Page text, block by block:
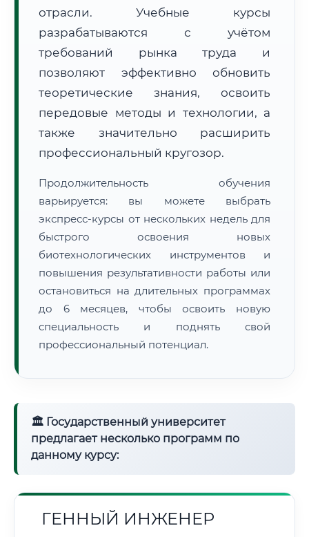
Расчет логистики оригиналов:
• Маршрут транзита:~2 870 км
• Экспресс-доставка СДЭК / Почтой: 4–6 рабочих дней
📜 Документы и аккредитация ФИС ФРДО
Нажмите на документ для увеличения и просмотра
отрасли. Учебные курсы
разрабатываются с учётом
требований рынка труда и
позволяют эффективно обновить
теоретические знания, освоить
передовые методы и технологии, а
также значительно расширить
профессиональный кругозор.
Продолжительность обучения
варьируется: вы можете выбрать
экспресс-курсы от нескольких недель для
быстрого освоения новых
биотехнологических инструментов и
повышения результативности работы или
остановиться на длительных программах
до 6 месяцев, чтобы освоить новую
специальность и поднять свой
профессиональный потенциал.
🏛 Государственный университет
предлагает несколько программ по
данному курсу:
ГЕННЫЙ ИНЖЕНЕР